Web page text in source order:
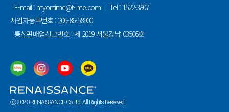
ⓒ 2020 RENAISSANCE Co.Ltd. All Rights Reserved.
E-mail : myontime@t-ime.com
Tel : 1522-3807
사업자등록번호 : 206-86-58900
통신판매업신고번호 : 제 2019-서울강남-03506호